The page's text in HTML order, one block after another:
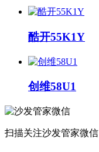
酷开55K1Y
创维58U1
扫描关注沙发管家微信